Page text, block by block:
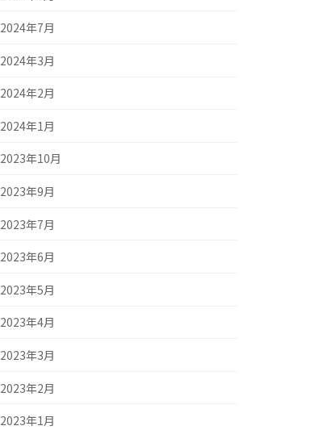
2024年7月
2024年3月
2024年2月
2024年1月
2023年10月
2023年9月
2023年7月
2023年6月
2023年5月
2023年4月
2023年3月
2023年2月
2023年1月